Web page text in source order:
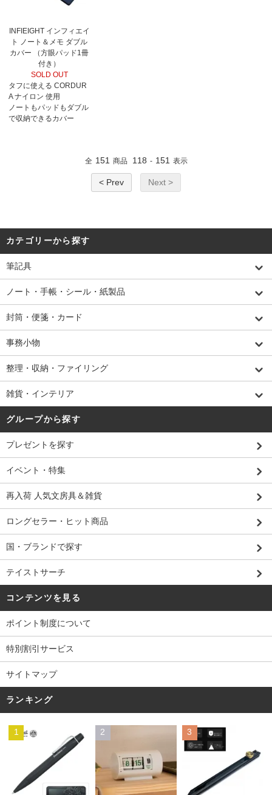
INFIEIGHT インフィエイ
ト ノート＆メモ ダブル
カバー （方眼パッド1冊
付き）
SOLD OUT
タフに使える CORDUR
A ナイロン 使用
ノートもパッドもダブル
で収納できるカバー
全 151 商品 118 - 151 表示
< Prev Next >
カテゴリーから探す
筆記具
ノート・手帳・シール・紙製品
封筒・便箋・カード
事務小物
整理・収納・ファイリング
雑貨・インテリア
グループから探す
プレゼントを探す
イベント・特集
再入荷 人気文房具＆雑貨
ロングセラー・ヒット商品
国・ブランドで探す
テイストサーチ
コンテンツを見る
ポイント制度について
特別割引サービス
サイトマップ
ランキング
1 2 3